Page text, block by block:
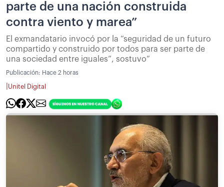
parte de una nación construida
contra viento y marea”
El exmandatario invocó por la “seguridad de un futuro
compartido y construido por todos para ser parte de
una sociedad entre iguales”, sostuvo”
Publicación: Hace 2 horas
Unitel Digital